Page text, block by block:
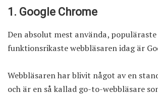
1. Google Chrome
Den absolut mest använda, populäraste
funktionsrikaste webbläsaren idag är
Webbläsaren har blivit något av en
och är en så kallad go-to-webbläsare